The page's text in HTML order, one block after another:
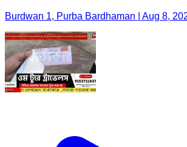
Burdwan 1, Purba Bardhaman | Aug 8,